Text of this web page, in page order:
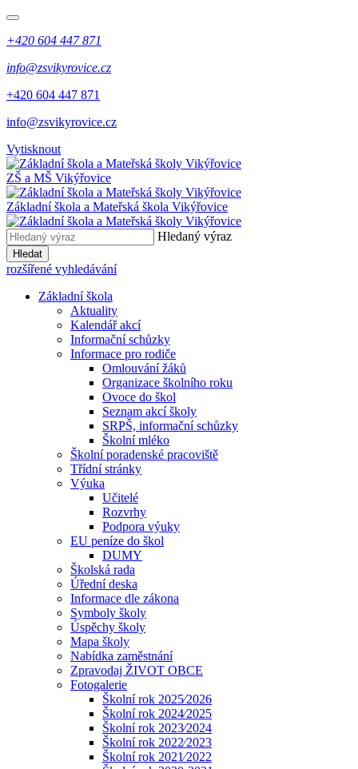
+420 604 447 871
info@zsvikyrovice.cz
+420 604 447 871
info@zsvikyrovice.cz
Vytisknout
ZŠ a MŠ Vikýřovice
Základní škola a Mateřská škola Vikýřovice
Hledaný výraz
Hledat
rozšířené vyhledávání
Základní škola
Aktuality
Kalendář akcí
Informační schůzky
Informace pro rodiče
Omlouvání žáků
Organizace školního roku
Ovoce do škol
Seznam akcí školy
SRPŠ, informační schůzky
Školní mléko
Školní poradenské pracoviště
Třídní stránky
Výuka
Učitelé
Rozvrhy
Podpora výuky
EU peníze do škol
DUMY
Školská rada
Úřední deska
Informace dle zákona
Symboly školy
Úspěchy školy
Mapa školy
Nabídka zaměstnání
Zpravodaj ŽIVOT OBCE
Fotogalerie
Školní rok 2025⁄2026
Školní rok 2024⁄2025
Školní rok 2023⁄2024
Školní rok 2022⁄2023
Školní rok 2021⁄2022